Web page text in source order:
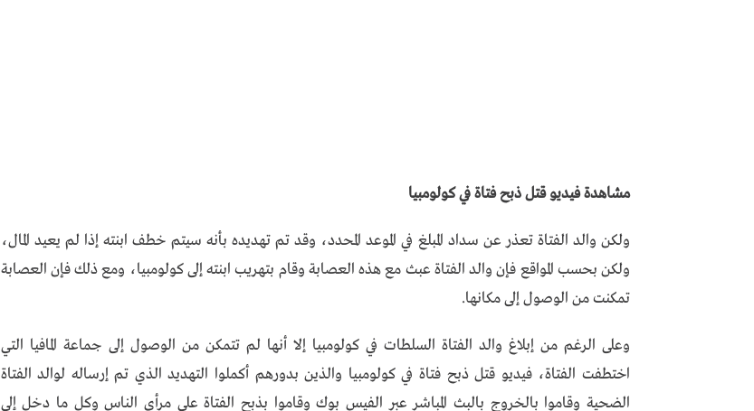
مشاهدة فيديو قتل ذبح فتاة في كولومبيا
ولكن والد الفتاة تعذر عن سداد المبلغ في الموعد المحدد، وقد تم تهديده بأنه سيتم خطف ابنته إذا لم يعيد المال،
ولكن بحسب المواقع فإن والد الفتاة عبث مع هذه العصابة وقام بتهريب ابنته إلى كولومبيا، ومع ذلك فإن العصابة
تمكنت من الوصول إلى مكانها.
وعلى الرغم من إبلاغ والد الفتاة السلطات في كولومبيا إلا أنها لم تتمكن من الوصول إلى جماعة المافيا التي
اختطفت الفتاة، فيديو قتل ذبح فتاة في كولومبيا والذين بدورهم أكملوا التهديد الذي تم إرساله لوالد الفتاة
الضحية وقاموا بالخروج بالبث المباشر عبر الفيس بوك وقاموا بذبح الفتاة على مرأى الناس وكل ما دخل إلى